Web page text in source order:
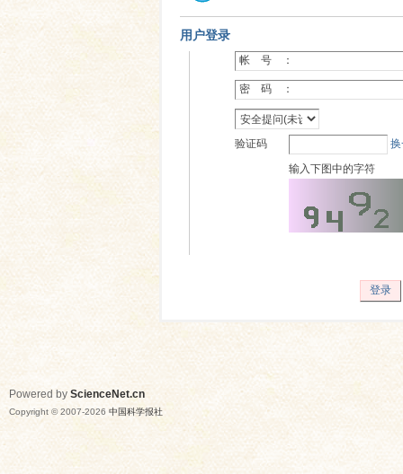
用户登录
帐 号 ：
密 码 ：
验证码
输入下图中的字符
登录
Powered by ScienceNet.cn
Copyright © 2007-2026 中国科学报社